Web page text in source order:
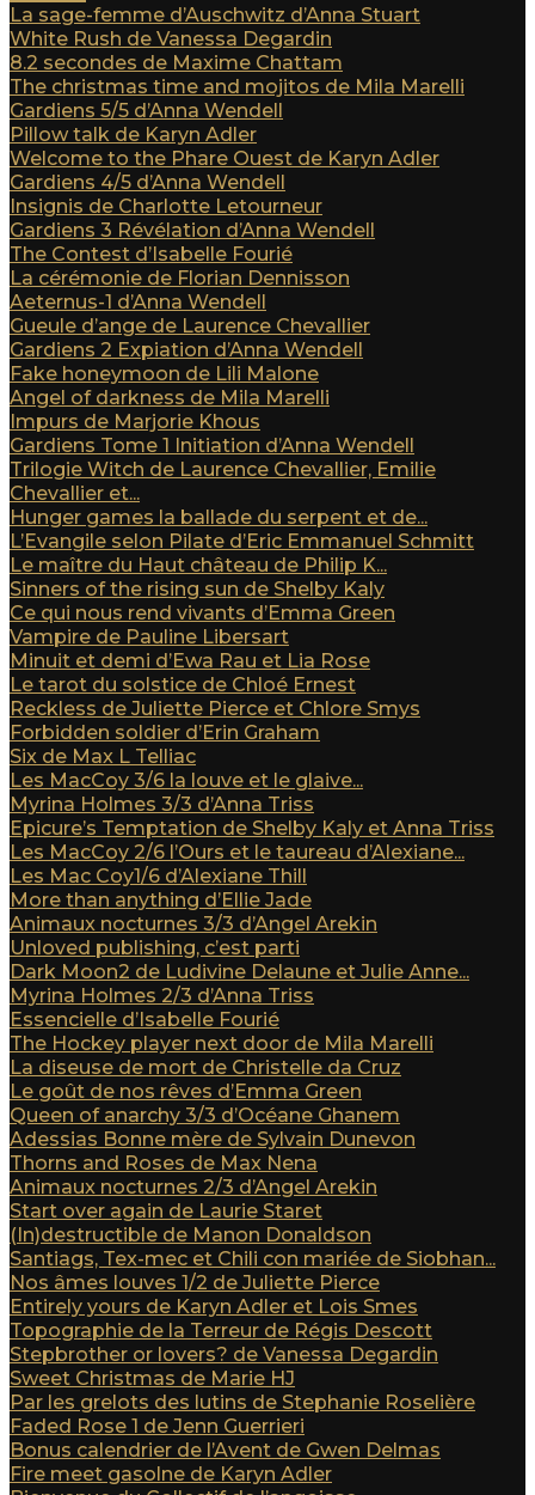
La sage-femme d’Auschwitz d’Anna Stuart
White Rush de Vanessa Degardin
8.2 secondes de Maxime Chattam
The christmas time and mojitos de Mila Marelli
Gardiens 5/5 d’Anna Wendell
Pillow talk de Karyn Adler
Welcome to the Phare Ouest de Karyn Adler
Gardiens 4/5 d’Anna Wendell
Insignis de Charlotte Letourneur
Gardiens 3 Révélation d’Anna Wendell
The Contest d’Isabelle Fourié
La cérémonie de Florian Dennisson
Aeternus-1 d’Anna Wendell
Gueule d’ange de Laurence Chevallier
Gardiens 2 Expiation d’Anna Wendell
Fake honeymoon de Lili Malone
Angel of darkness de Mila Marelli
Impurs de Marjorie Khous
Gardiens Tome 1 Initiation d’Anna Wendell
Trilogie Witch de Laurence Chevallier, Emilie
Chevallier et...
Hunger games la ballade du serpent et de...
L’Evangile selon Pilate d’Eric Emmanuel Schmitt
Le maître du Haut château de Philip K...
Sinners of the rising sun de Shelby Kaly
Ce qui nous rend vivants d’Emma Green
Vampire de Pauline Libersart
Minuit et demi d’Ewa Rau et Lia Rose
Le tarot du solstice de Chloé Ernest
Reckless de Juliette Pierce et Chlore Smys
Forbidden soldier d’Erin Graham
Six de Max L Telliac
Les MacCoy 3/6 la louve et le glaive...
Myrina Holmes 3/3 d’Anna Triss
Epicure’s Temptation de Shelby Kaly et Anna Triss
Les MacCoy 2/6 l’Ours et le taureau d’Alexiane...
Les Mac Coy1/6 d’Alexiane Thill
More than anything d’Ellie Jade
Animaux nocturnes 3/3 d’Angel Arekin
Unloved publishing, c’est parti
Dark Moon2 de Ludivine Delaune et Julie Anne...
Myrina Holmes 2/3 d’Anna Triss
Essencielle d’Isabelle Fourié
The Hockey player next door de Mila Marelli
La diseuse de mort de Christelle da Cruz
Le goût de nos rêves d’Emma Green
Queen of anarchy 3/3 d’Océane Ghanem
Adessias Bonne mère de Sylvain Dunevon
Thorns and Roses de Max Nena
Animaux nocturnes 2/3 d’Angel Arekin
Start over again de Laurie Staret
(In)destructible de Manon Donaldson
Santiags, Tex-mec et Chili con mariée de Siobhan...
Nos âmes louves 1/2 de Juliette Pierce
Entirely yours de Karyn Adler et Lois Smes
Topographie de la Terreur de Régis Descott
Stepbrother or lovers? de Vanessa Degardin
Sweet Christmas de Marie HJ
Par les grelots des lutins de Stephanie Roselière
Faded Rose 1 de Jenn Guerrieri
Bonus calendrier de l’Avent de Gwen Delmas
Fire meet gasolne de Karyn Adler